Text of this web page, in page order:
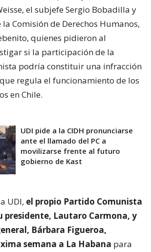
el subjefe Sergio Bobadilla y
Comisión de Derechos Humanos,
quienes pidieron al
si la participación de la
podría constituir una infracción
regula el funcionamiento de los
en Chile.
UDI pide a la CIDH pronunciarse
ante el llamado del PC a
movilizarse frente al futuro
gobierno de Kast
UDI, el propio Partido Comunista
presidente, Lautaro Carmona, y
Bárbara Figueroa,
semana a La Habana para